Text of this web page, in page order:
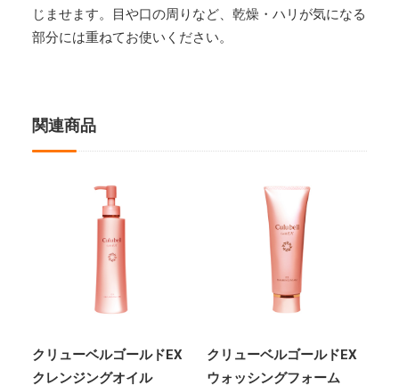
じませます。目や口の周りなど、乾燥・ハリが気になる
部分には重ねてお使いください。
関連商品
クリューベルゴールドEX
クレンジングオイル
クリューベルゴールドEX
ウォッシングフォーム